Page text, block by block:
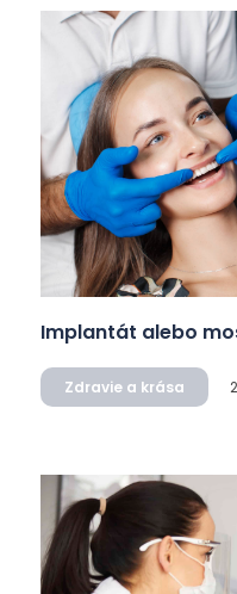
Implantát alebo
Zdravie a krása